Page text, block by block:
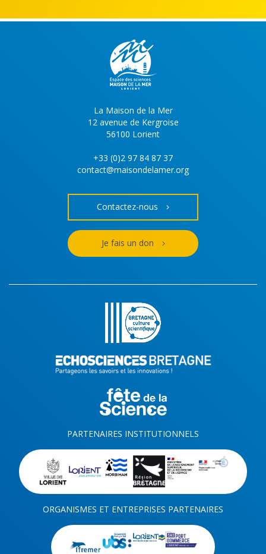
La Maison de la Mer
12 avenue de Kergroise
56100 Lorient
+33 (0)2 97 84 87 37
contact@maisondelamer.org
Contactez-nous
Je fais un don
PARTENAIRES INSTITUTIONNELS
ORGANISMES ET ENTREPRISES PARTENAIRES